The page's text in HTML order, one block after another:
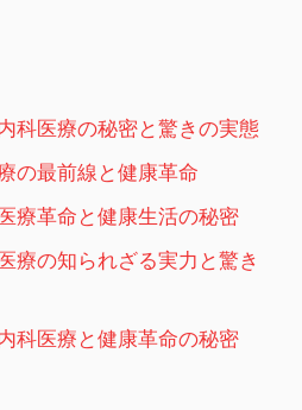
科医療の秘密と驚きの実態
の最前線と健康革命
療革命と健康生活の秘密
療の知られざる実力と驚き
科医療と健康革命の秘密